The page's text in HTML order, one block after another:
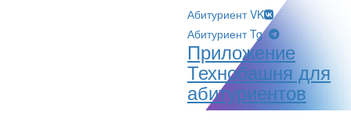
Абитуриент VK
Абитуриент Tg
Приложение
Технобашня для
абитуриентов